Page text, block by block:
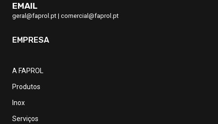
EMAIL
geral@faprol.pt | comercial@faprol.pt
EMPRESA
A FAPROL
Produtos
Inox
Serviços